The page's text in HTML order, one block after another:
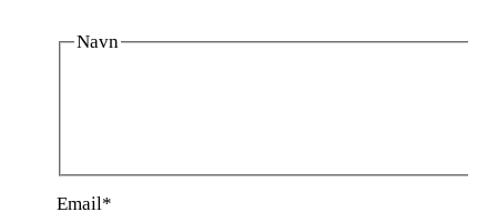
Navn
Efternavn
Email*